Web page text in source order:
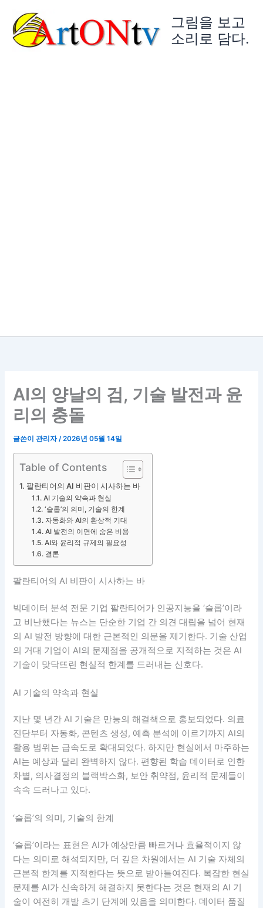
그림을 보고
소리로 담다.
AI의 양날의 검, 기술 발전과 윤
리의 충돌
글쓴이관리자/2026년 05월 14일
Table of Contents
팔란티어의 AI 비판이 시사하는 바
AI 기술의 약속과 현실
‘슬롭’의 의미, 기술의 한계
자동화와 AI의 환상적 기대
AI 발전의 이면에 숨은 비용
AI와 윤리적 규제의 필요성
결론
팔란티어의 AI 비판이 시사하는 바
빅데이터 분석 전문 기업 팔란티어가 인공지능을 ‘슬롭’이라
고 비난했다는 뉴스는 단순한 기업 간 의견 대립을 넘어 현재
의 AI 발전 방향에 대한 근본적인 의문을 제기한다. 기술 산업
의 거대 기업이 AI의 문제점을 공개적으로 지적하는 것은 AI
기술이 맞닥뜨린 현실적 한계를 드러내는 신호다.
AI 기술의 약속과 현실
지난 몇 년간 AI 기술은 만능의 해결책으로 홍보되었다. 의료
진단부터 자동화, 콘텐츠 생성, 예측 분석에 이르기까지 AI의
활용 범위는 급속도로 확대되었다. 하지만 현실에서 마주하는
AI는 예상과 달리 완벽하지 않다. 편향된 학습 데이터로 인한
차별, 의사결정의 블랙박스화, 보안 취약점, 윤리적 문제들이
속속 드러나고 있다.
‘슬롭’의 의미, 기술의 한계
‘슬롭’이라는 표현은 AI가 예상만큼 빠르거나 효율적이지 않
다는 의미로 해석되지만, 더 깊은 차원에서는 AI 기술 자체의
근본적 한계를 지적한다는 뜻으로 받아들여진다. 복잡한 현실
문제를 AI가 신속하게 해결하지 못한다는 것은 현재의 AI 기
술이 여전히 개발 초기 단계에 있음을 의미한다. 데이터 품질